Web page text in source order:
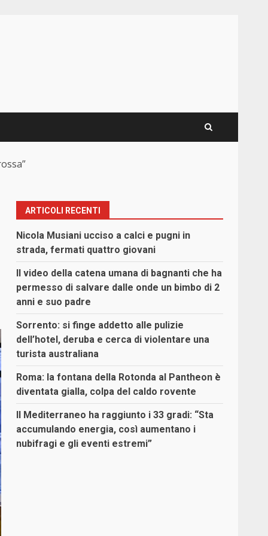
ARTICOLI RECENTI
Nicola Musiani ucciso a calci e pugni in
strada, fermati quattro giovani
Il video della catena umana di bagnanti che ha
permesso di salvare dalle onde un bimbo di 2
anni e suo padre
Sorrento: si finge addetto alle pulizie
dell’hotel, deruba e cerca di violentare una
turista australiana
Roma: la fontana della Rotonda al Pantheon è
diventata gialla, colpa del caldo rovente
Il Mediterraneo ha raggiunto i 33 gradi: “Sta
accumulando energia, così aumentano i
nubifragi e gli eventi estremi”